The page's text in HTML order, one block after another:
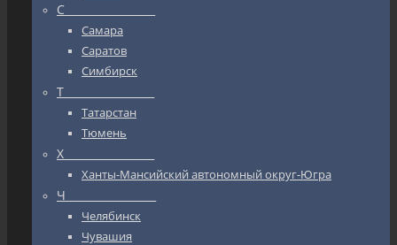
С_________________
Самара
Саратов
Симбирск
Т_________________
Татарстан
Тюмень
Х_________________
Ханты-Мансийский автономный округ-Югра
Ч_________________
Челябинск
Чувашия